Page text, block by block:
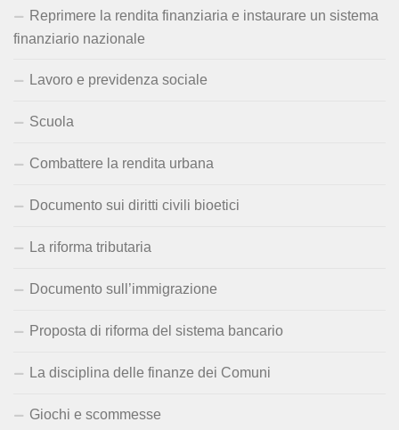
Reprimere la rendita finanziaria e instaurare un sistema
finanziario nazionale
Lavoro e previdenza sociale
Scuola
Combattere la rendita urbana
Documento sui diritti civili bioetici
La riforma tributaria
Documento sull’immigrazione
Proposta di riforma del sistema bancario
La disciplina delle finanze dei Comuni
Giochi e scommesse